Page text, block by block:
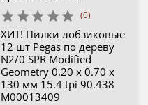
(0)
ХИТ! Пилки лобзиковые
12 шт Pegas по дереву
N2/0 SPR Modified
Geometry 0.20 х 0.70 х
130 мм 15.4 tpi 90.438
М00013409